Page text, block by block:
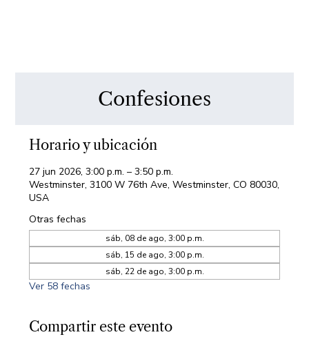
Confesiones
Horario y ubicación
27 jun 2026, 3:00 p.m. – 3:50 p.m.
Westminster, 3100 W 76th Ave, Westminster, CO 80030,
USA
Otras fechas
sáb, 08 de ago, 3:00 p.m.
sáb, 15 de ago, 3:00 p.m.
sáb, 22 de ago, 3:00 p.m.
Ver 58 fechas
Compartir este evento